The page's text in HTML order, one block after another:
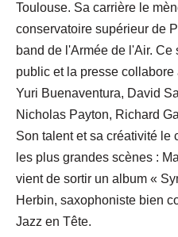
Toulouse. Sa carrière le
conservatoire supérieur de
band de l'Armée de l'Air.
public et la presse
Yuri Buenaventura, David
Nicholas Payton, Richard
Son talent et sa créativité le
les plus grandes scènes :
vient de sortir un album «
Herbin, saxophoniste bien
Jazz en Tête.